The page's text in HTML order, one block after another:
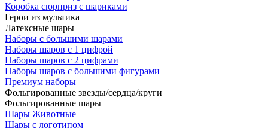
Коробка сюрприз с шариками
Герои из мультика
Латексные шары
Наборы с большими шарами
Наборы шаров с 1 цифрой
Наборы шаров с 2 цифрами
Наборы шаров с большими фигурами
Премиум наборы
Фольгированные звезды/сердца/круги
Фольгированные шары
Шары Животные
Шары с логотипом